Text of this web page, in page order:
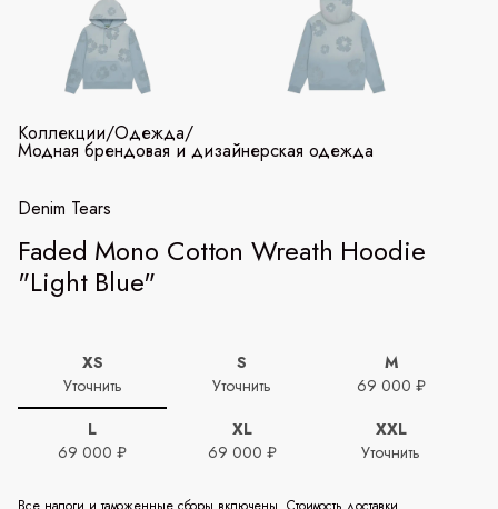
Коллекции/Одежда/
Модная брендовая и дизайнерская одежда
Denim Tears
Faded Mono Cotton Wreath Hoodie
"Light Blue"
XS
Уточнить
S
Уточнить
M
69 000 ₽
L
69 000 ₽
XL
69 000 ₽
XXL
Уточнить